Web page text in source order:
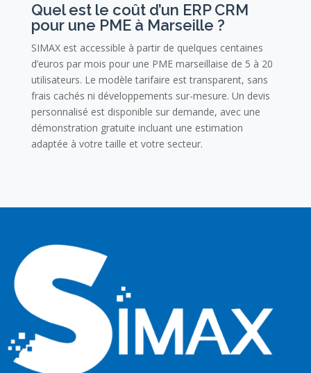
Quel est le coût d’un ERP CRM
pour une PME à Marseille ?
SIMAX est accessible à partir de quelques centaines
d’euros par mois pour une PME marseillaise de 5 à 20
utilisateurs. Le modèle tarifaire est transparent, sans
frais cachés ni développements sur-mesure. Un devis
personnalisé est disponible sur demande, avec une
démonstration gratuite incluant une estimation
adaptée à votre taille et votre secteur.